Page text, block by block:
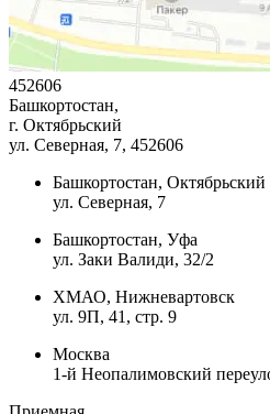
452606
Башкортостан,
г. Октябрьский
ул. Северная, 7, 452606
Башкортостан, Октябрьский
ул. Северная, 7
Башкортостан, Уфа
ул. Заки Валиди, 32/2
ХМАО, Нижневартовск
ул. 9П, 41, стр. 9
Москва
1-й Неопалимовский